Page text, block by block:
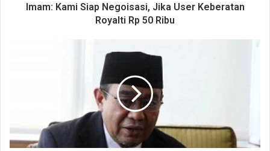
Imam: Kami Siap Negoisasi, Jika User Keberatan
Royalti Rp 50 Ribu